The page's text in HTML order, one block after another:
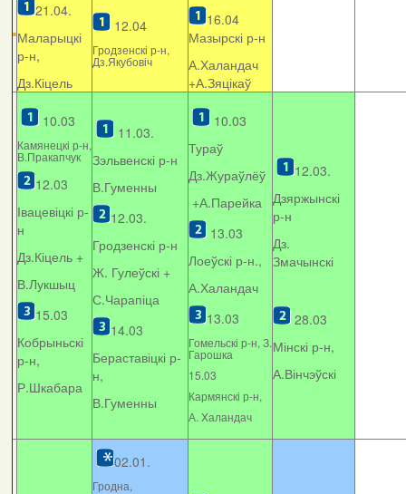
21.04.
Маларыцкі
р-н,
Дз.Кіцель
12.04
Гродзенскі р-н,
Дз.Якубовіч
16.04
Мазырскі р-н
А.Халандач
+А.Зяцікаў
10.03
Камянецкі р-н,
В.Пракапчук
12.03
Івацевіцкі р-
н
Дз.Кіцель +
В.Лукшыц
15.03
Кобрыньскі
р-н,
Р.Шкабара
11.03.
Зэльвенскі р-н
В.Гуменны
12.03.
Гродзенскі р-н
Ж. Гулеўскі +
С.Чарапіца
14.03
Бераставіцкі р-
н,
В.Гуменны
10.03
Тураў
Дз.Жураўлёў
+А.Парейка
13.03
Лоеўскі р-н.,
А.Халандач
13.03
Гомельскі р-н, З.
Гарошка
15.03
Кармянскі р-н,
А. Xаландач
12.03.
Дзяржынскі
р-н
Дз.
Змачынскі
28.03
Мінскі р-н,
А.Вінчэўскі
02.01.
Гродна,